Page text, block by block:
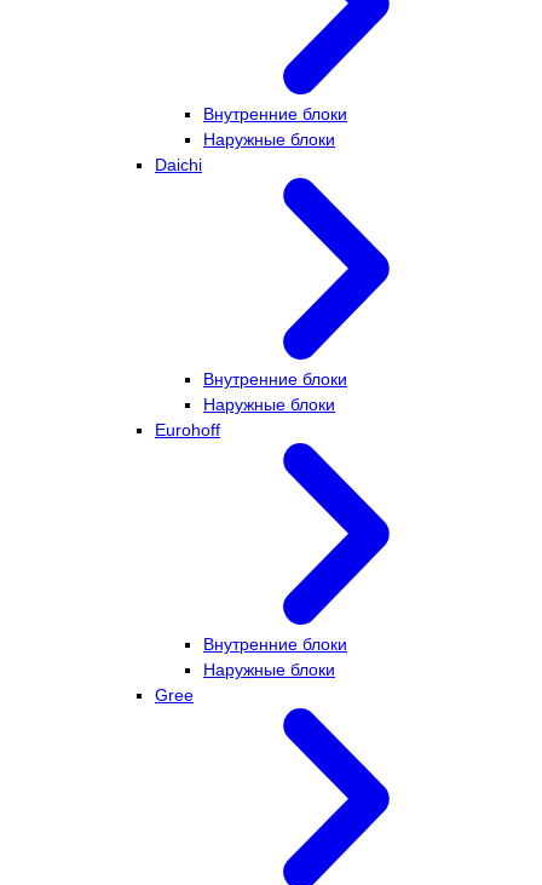
Внутренние блоки
Наружные блоки
Daichi
Внутренние блоки
Наружные блоки
Eurohoff
Внутренние блоки
Наружные блоки
Gree